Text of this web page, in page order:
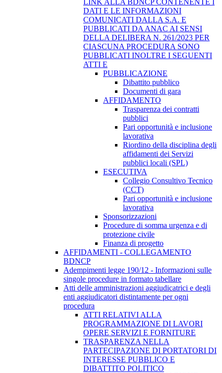
LINK ALLA BDNCP CONTENENTE I
DATI E LE INFORMAZIONI
COMUNICATI DALLA S.A. E
PUBBLICATI DA ANAC AI SENSI
DELLA DELIBERA N. 261/2023 PER
CIASCUNA PROCEDURA SONO
PUBBLICATI INOLTRE I SEGUENTI
ATTI E
PUBBLICAZIONE
Dibattito pubblico
Documenti di gara
AFFIDAMENTO
Trasparenza dei contratti
pubblici
Pari opportunità e inclusione
lavorativa
Riordino della disciplina degli
affidamenti dei Servizi
pubblici locali (SPL)
ESECUTIVA
Collegio Consultivo Tecnico
(CCT)
Pari opportunità e inclusione
lavorativa
Sponsorizzazioni
Procedure di somma urgenza e di
protezione civile
Finanza di progetto
AFFIDAMENTI - COLLEGAMENTO
BDNCP
Adempimenti legge 190/12 - Informazioni sulle
singole procedure in formato tabellare
Atti delle amministrazioni aggiudicatrici e degli
enti aggiudicatori distintamente per ogni
procedura
ATTI RELATIVI ALLA
PROGRAMMAZIONE DI LAVORI
OPERE SERVIZI E FORNITURE
TRASPARENZA NELLA
PARTECIPAZIONE DI PORTATORI DI
INTERESSE PUBBLICO E
DIBATTITO POLITICO